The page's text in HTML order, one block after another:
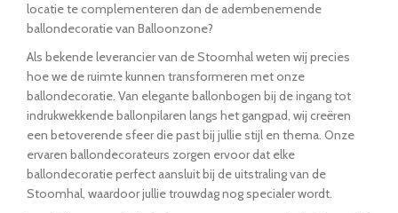
locatie te complementeren dan de adembenemende
ballondecoratie van Balloonzone?
Als bekende leverancier van de Stoomhal weten wij precies
hoe we de ruimte kunnen transformeren met onze
ballondecoratie. Van elegante ballonbogen bij de ingang tot
indrukwekkende ballonpilaren langs het gangpad, wij creëren
een betoverende sfeer die past bij jullie stijl en thema. Onze
ervaren ballondecorateurs zorgen ervoor dat elke
ballondecoratie perfect aansluit bij de uitstraling van de
Stoomhal, waardoor jullie trouwdag nog specialer wordt.